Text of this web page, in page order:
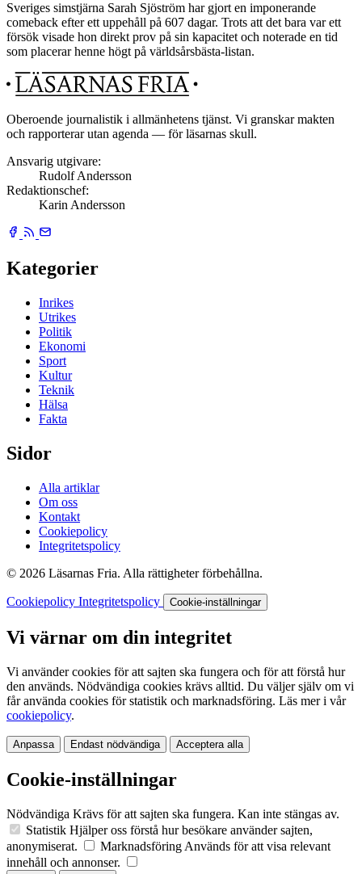
Sveriges simstjärna Sarah Sjöström har gjort en imponerande
comeback efter ett uppehåll på 607 dagar. Trots att det bara var ett
försök visade hon direkt prov på sin kapacitet och noterade en tid
som placerar henne högt på världsårsbästa-listan.
Oberoende journalistik i allmänhetens tjänst. Vi granskar makten
och rapporterar utan agenda — för läsarnas skull.
Ansvarig utgivare:
Rudolf Andersson
Redaktionschef:
Karin Andersson
Kategorier
Inrikes
Utrikes
Politik
Ekonomi
Sport
Kultur
Teknik
Hälsa
Fakta
Sidor
Alla artiklar
Om oss
Kontakt
Cookiepolicy
Integritetspolicy
© 2026 Läsarnas Fria. Alla rättigheter förbehållna.
Cookiepolicy Integritetspolicy Cookie-inställningar
Vi värnar om din integritet
Vi använder cookies för att sajten ska fungera och för att förstå hur
den används. Nödvändiga cookies krävs alltid. Du väljer själv om vi
får använda cookies för statistik och marknadsföring. Läs mer i vår
cookiepolicy.
Anpassa Endast nödvändiga Acceptera alla
Cookie-inställningar
Nödvändiga Krävs för att sajten ska fungera. Kan inte stängas av.
Statistik Hjälper oss förstå hur besökare använder sajten,
anonymiserat.
Marknadsföring Används för att visa relevant
innehåll och annonser.